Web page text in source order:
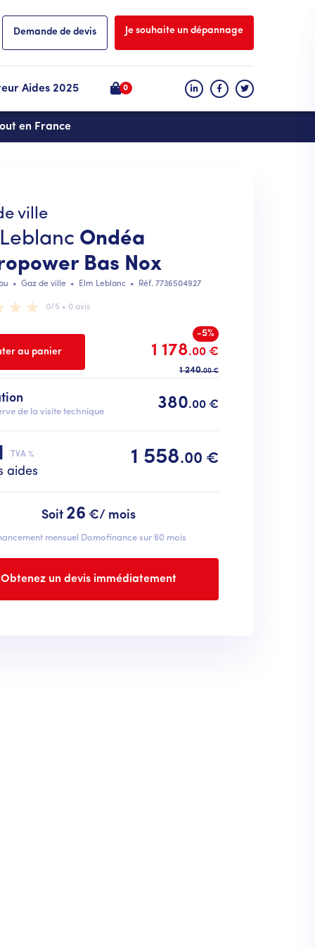
Demande de devis Je souhaite un dépannage
Aides 2025 0
en France
ville
Ondéa
Bas Nox
• Gaz de ville • Elm Leblanc• Réf. 7736504927
0/5 • 0 avis
-5%
1 178.00 €
1 240.00 €
de la visite technique 380.00 €
TVA %
aides
1 558.00 €
Soit 26 €/ mois
mensuel Domofinance sur 60 mois
Obtenez un devis immédiatement